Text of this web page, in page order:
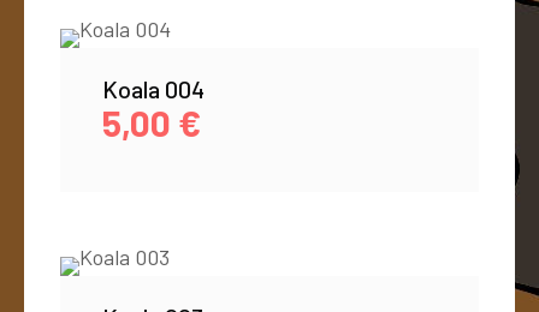
Koala 004
5,00 €